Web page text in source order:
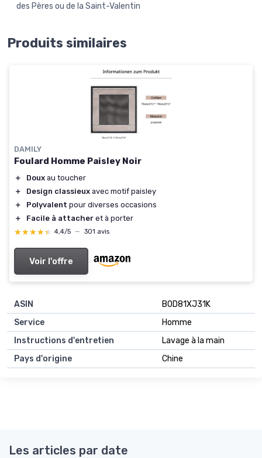
des Pères ou de la Saint-Valentin
Produits similaires
DAMILY
Foulard Homme Paisley Noir
＋ Doux au toucher
＋
Design classieux avec motif paisley
＋
Polyvalent pour diverses occasions
＋
Facile à attacher et à porter
★★★★★
★★★★★ 4,4/5 — 301 avis
Voir l'offre
ASIN
B0D81XJ31K
Service
Homme
Instructions d'entretien
Lavage à la main
Pays d'origine
Chine
Les articles par date